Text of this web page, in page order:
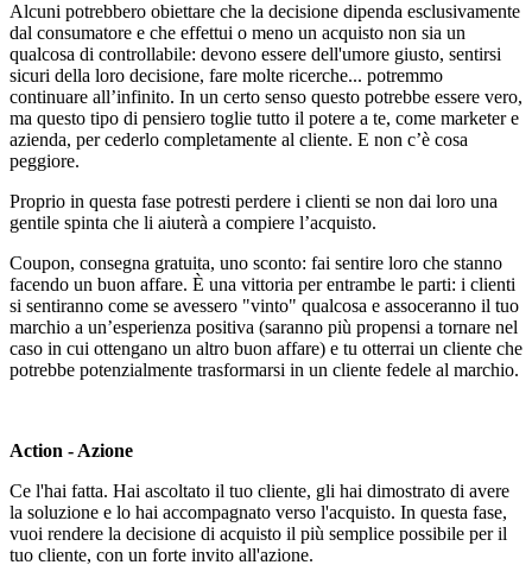
Alcuni potrebbero obiettare che la decisione dipenda esclusivamente
dal consumatore e che effettui o meno un acquisto non sia un
qualcosa di controllabile: devono essere dell'umore giusto, sentirsi
sicuri della loro decisione, fare molte ricerche... potremmo
continuare all’infinito. In un certo senso questo potrebbe essere vero,
ma questo tipo di pensiero toglie tutto il potere a te, come marketer e
azienda, per cederlo completamente al cliente. E non c’è cosa
peggiore.
Proprio in questa fase potresti perdere i clienti se non dai loro una
gentile spinta che li aiuterà a compiere l’acquisto.
Coupon, consegna gratuita, uno sconto: fai sentire loro che stanno
facendo un buon affare. È una vittoria per entrambe le parti: i clienti
si sentiranno come se avessero "vinto" qualcosa e assoceranno il tuo
marchio a un’esperienza positiva (saranno più propensi a tornare nel
caso in cui ottengano un altro buon affare) e tu otterrai un cliente che
potrebbe potenzialmente trasformarsi in un cliente fedele al marchio.
Action - Azione
Ce l'hai fatta. Hai ascoltato il tuo cliente, gli hai dimostrato di avere
la soluzione e lo hai accompagnato verso l'acquisto. In questa fase,
vuoi rendere la decisione di acquisto il più semplice possibile per il
tuo cliente, con un forte invito all'azione.